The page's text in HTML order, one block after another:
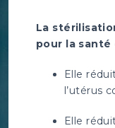
La
pour la santé
Elle
l’utérus
Elle